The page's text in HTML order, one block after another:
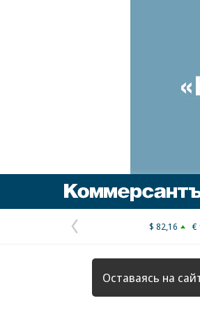
Предыдущая
страница
$ 82,16 €
Оставаясь на